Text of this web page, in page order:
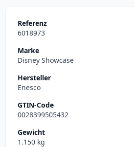
Referenz
6018973
Marke
Disney Showcase
Hersteller
Enesco
GTIN-Code
0028399505432
Gewicht
1.150 kg